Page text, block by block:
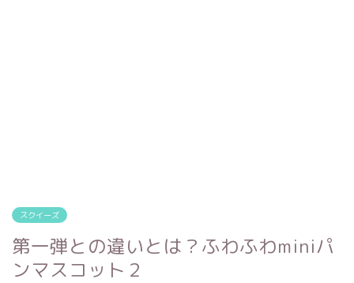
スクイーズ
第一弾との違いとは？ふわふわminiパ
ンマスコット２